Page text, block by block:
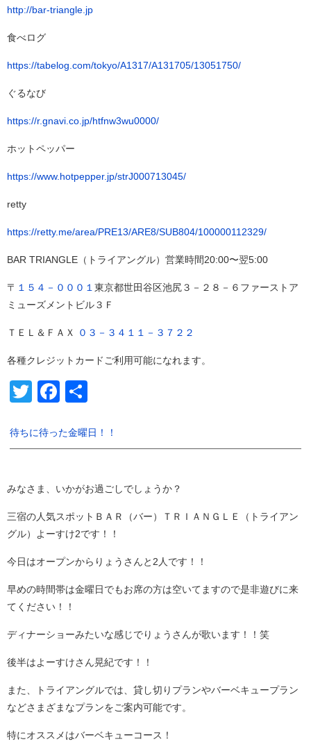
http://bar-triangle.jp
食べログ
https://tabelog.com/tokyo/A1317/A131705/13051750/
ぐるなび
https://r.gnavi.co.jp/htfnw3wu0000/
ホットペッパー
https://www.hotpepper.jp/strJ000713045/
retty
https://retty.me/area/PRE13/ARE8/SUB804/100000112329/
BAR TRIANGLE（トライアングル）営業時間20:00〜翌5:00
〒 １５４－０００１東京都世田谷区池尻３－２８－６ファーストア
ミューズメントビル３Ｆ
ＴＥＬ＆ＦＡＸ ０３－３４１１－３７２２
各種クレジットカードご利用可能になれます。
TwitterFacebook
待ちに待った金曜日！！
みなさま、いかがお過ごしでしょうか？
三宿の人気スポットＢＡＲ（バー）ＴＲＩＡＮＧＬＥ（トライアン
グル）よーすけ2です！！
今日はオープンからりょうさんと2人です！！
早めの時間帯は金曜日でもお席の方は空いてますので是非遊びに来
てください！！
ディナーショーみたいな感じでりょうさんが歌います！！笑
後半はよーすけさん晃紀です！！
また、トライアングルでは、貸し切りプランやバーベキュープラン
などさまざまなプランをご案内可能です。
特にオススメはバーベキューコース！